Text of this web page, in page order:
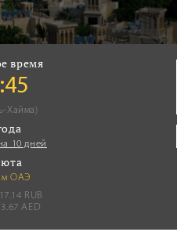
время
Хайма)
10 дней
ОАЭ
RUB
AED